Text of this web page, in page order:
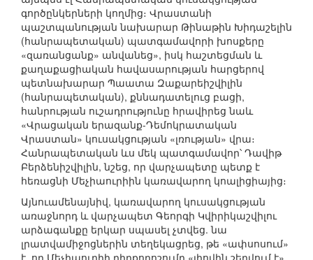
գործընկերների կողմից։ Վրաստանի
պաշտպանության նախարար Թինաթին Խիդաշելին
(հանրապետական) պատգամավորի խոսքերը
«զառանցանք» անվանեց», իսկ հաշտեցման և
քաղաքացիական հավասարության հարցերով
պետնախարար Պաատա Զաքարեիշվիլին
(հանրապետական), քննադատելուց բացի,
հանրության ուշադրությունը հրավիրեց նաև
«Վրացական երազանք-Դեմոկրատական
Վրաստան» կուսակցության «լռության» վրա։
Հանրապետական ևս մեկ պատգամավոր՝ Դավիթ
Բերձենիշվիլին, նշեց, որ վարչապետը պետք է
հեռացնի Մեչիաուրիին կառավարող կոալիցիայից։
Այնուամենայնիվ, կառավարող կուսակցության
առաջնորդ և վարչապետ Գեորգի Կվիրիկաշվիլու
արձագանքը երկար սպասել չտվեց. նա
լրատվամիջոցներին տեղեկացրեց, թե «ափսոսում»